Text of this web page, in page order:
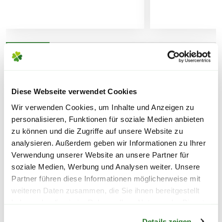
Diese Webseite verwendet Cookies
Wir verwenden Cookies, um Inhalte und Anzeigen zu
personalisieren, Funktionen für soziale Medien anbieten
zu können und die Zugriffe auf unsere Website zu
analysieren. Außerdem geben wir Informationen zu Ihrer
Verwendung unserer Website an unsere Partner für
soziale Medien, Werbung und Analysen weiter. Unsere
Partner führen diese Informationen möglicherweise mit
weiteren Daten zusammen, die Sie ihnen bereitgestellt
welche in den Gärtnereien durchgeführt
werden. Die am Produkt angegebene
Liefergröße entspricht der Höhe ohne
Topf oder dem Topfvolumen.
KÖNNEN ENTSTEHEN
PAKETVERSAND
6,95€für Standardpakete (z.B.Dünger oder
Zubehör)
7,95€für größere Pakete (z.B. Pflanzen oder
Erde)
SPERRGUTVERSAND